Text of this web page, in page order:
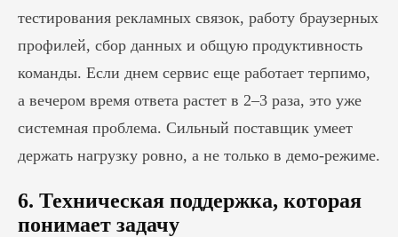
тестирования рекламных связок, работу браузерных
профилей, сбор данных и общую продуктивность
команды. Если днем сервис еще работает терпимо,
а вечером время ответа растет в 2–3 раза, это уже
системная проблема. Сильный поставщик умеет
держать нагрузку ровно, а не только в демо-режиме.
6. Техническая поддержка, которая
понимает задачу